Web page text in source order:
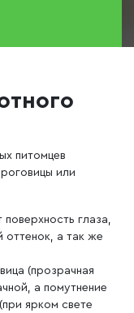
питомцев
или
глаза,
оттенок, а так же
(прозрачная
а помутнение
ярком свете